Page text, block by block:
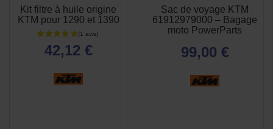
Kit filtre à huile origine
KTM pour 1290 et 1390
42,12 €
Sac de voyage KTM
61912979000 – Bagage
moto PowerParts
99,00 €
APERÇU
RAPIDE
APERÇU
RAPIDE